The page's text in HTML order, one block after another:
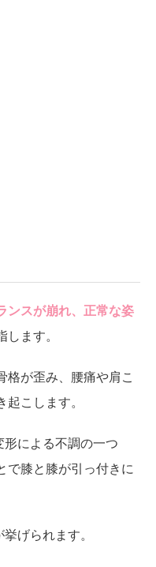
ンスが崩れ、正常な姿
します。
格が歪み、腰痛や肩こ
起こします。
による不調の一つ
で膝と膝が引っ付きに
げられます。